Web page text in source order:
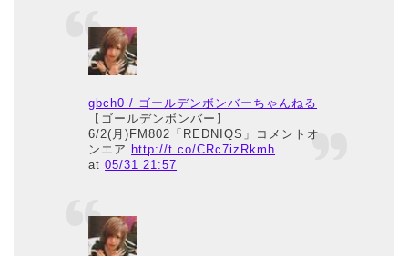
gbch0 / ゴールデンボンバーちゃんねる
【ゴールデンボンバー】
6/2(月)FM802「REDNIQS」コメントオ
ンエア http://t.co/CRc7izRkmh
at05/31 21:57